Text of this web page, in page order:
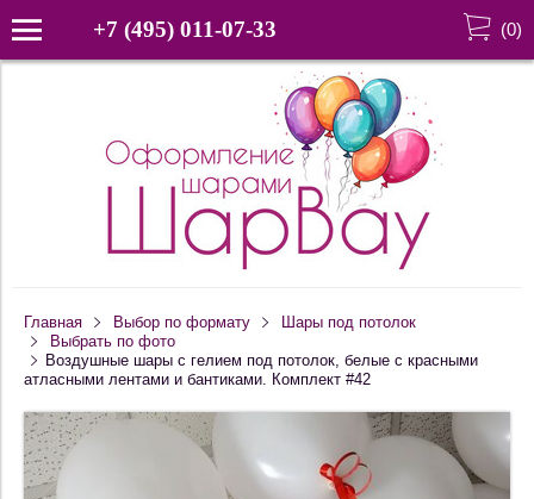
+7 (495) 011-07-33 (0)
Главная Выбор по формату
Шары под потолок
Выбрать по фото
Воздушные шары с гелием под потолок, белые с красными
атласными лентами и бантиками. Комплект #42